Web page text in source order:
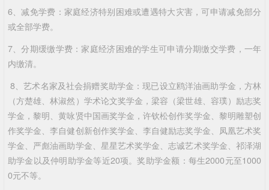
6、减免学费：家庭经济特别困难或遭遇特大灾害，可申请减免部分
或全部学费。
7、分期缓缴学费：家庭经济困难的学生可申请分期缴交学费，一年
内缴清。
8、艺术名家及社会捐赠奖助学金：现已设立鸥洋油画助学金，方林
（方楚雄、林淑然）学术论文奖学金，梁容（梁世雄、容璞）励志奖
学金，黎明、黄咏贤中国画奖学金，许钦松创作奖学金、黎明雕塑创
作奖学金、李自健创新创作奖学金、李自健励志奖学金、凤凰艺术奖
学金、严彪油画助学金、星星艺术奖学金、志诚艺术奖学金、祁泽湖
助学金以及仲明助学金等近20项。奖助学金额：每生2000元至1000
0元不等。